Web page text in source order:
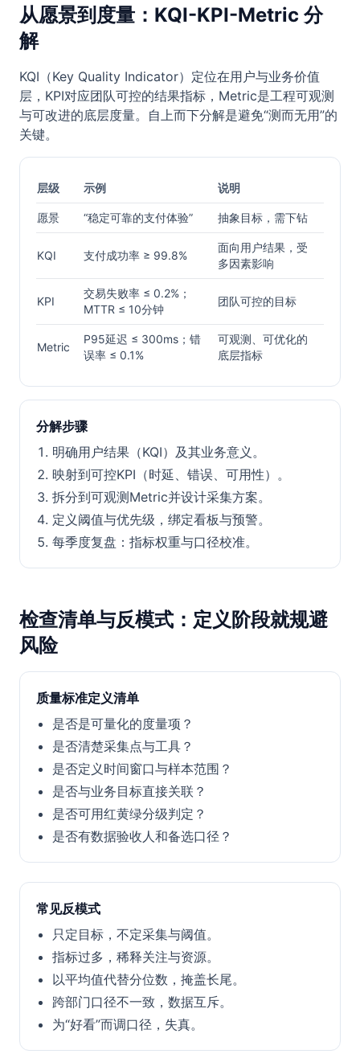
从愿景到度量：KQI-KPI-Metric 分
解
KQI（Key Quality Indicator）定位在用户与业务价值
层，KPI对应团队可控的结果指标，Metric是工程可观测
与可改进的底层度量。自上而下分解是避免“测而无用”的
关键。
层级 示例 说明
愿景 “稳定可靠的支付体验” 抽象目标，需下钻
KQI 支付成功率 ≥ 99.8%
面向用户结果，受
多因素影响
KPI
交易失败率 ≤ 0.2%；
MTTR ≤ 10分钟
团队可控的目标
Metric
P95延迟 ≤ 300ms；错
误率 ≤ 0.1%
可观测、可优化的
底层指标
分解步骤
明确用户结果（KQI）及其业务意义。
映射到可控KPI（时延、错误、可用性）。
拆分到可观测Metric并设计采集方案。
定义阈值与优先级，绑定看板与预警。
每季度复盘：指标权重与口径校准。
检查清单与反模式：定义阶段就规避
风险
质量标准定义清单
是否是可量化的度量项？
是否清楚采集点与工具？
是否定义时间窗口与样本范围？
是否与业务目标直接关联？
是否可用红黄绿分级判定？
是否有数据验收人和备选口径？
常见反模式
只定目标，不定采集与阈值。
指标过多，稀释关注与资源。
以平均值代替分位数，掩盖长尾。
跨部门口径不一致，数据互斥。
为“好看”而调口径，失真。